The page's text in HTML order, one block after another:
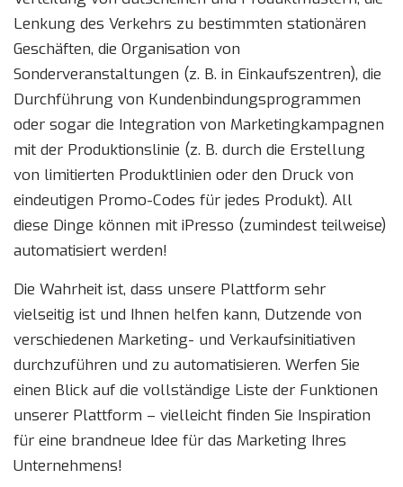
Lenkung des Verkehrs zu bestimmten stationären
Geschäften, die Organisation von
Sonderveranstaltungen (z. B. in Einkaufszentren), die
Durchführung von Kundenbindungsprogrammen
oder sogar die Integration von Marketingkampagnen
mit der Produktionslinie (z. B. durch die Erstellung
von limitierten Produktlinien oder den Druck von
eindeutigen Promo-Codes für jedes Produkt). All
diese Dinge können mit iPresso (zumindest teilweise)
automatisiert werden!
Die Wahrheit ist, dass unsere Plattform sehr
vielseitig ist und Ihnen helfen kann, Dutzende von
verschiedenen Marketing- und Verkaufsinitiativen
durchzuführen und zu automatisieren. Werfen Sie
einen Blick auf die vollständige Liste der Funktionen
unserer Plattform – vielleicht finden Sie Inspiration
für eine brandneue Idee für das Marketing Ihres
Unternehmens!